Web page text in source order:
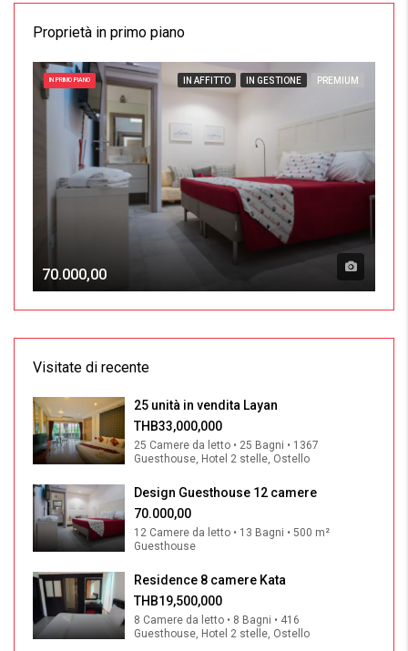
Proprietà in primo piano
IN PRIMO PIANO IN AFFITTO IN GESTIONE PREMIUM
70.000,00
Visitate di recente
25 unità in vendita Layan
THB33,000,000
25 Camere da letto • 25 Bagni • 1367
Guesthouse, Hotel 2 stelle, Ostello
Design Guesthouse 12 camere
70.000,00
12 Camere da letto • 13 Bagni • 500 m²
Guesthouse
Residence 8 camere Kata
THB19,500,000
8 Camere da letto • 8 Bagni • 416
Guesthouse, Hotel 2 stelle, Ostello